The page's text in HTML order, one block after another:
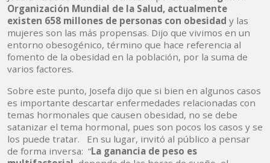
Organización Mundial de la Salud, actualmente
existen 658 millones de personas con obesidad y las
mujeres son las más propensas. Dijo que vivimos en un
entorno obesogénico, término que hace referencia al
fomento de la obesidad en la población, por la suma de
varios factores.
Sobre este punto, Josefa dijo que si bien en algunos casos
es importante descartar enfermedades relacionadas con
temas hormonales que causen obesidad, no se debe
satanizar el tema hormonal, pues son pocos los casos y se
los puede tratar. En su lugar, invitó al público a pensar
de forma inversa: “La ganancia de peso es